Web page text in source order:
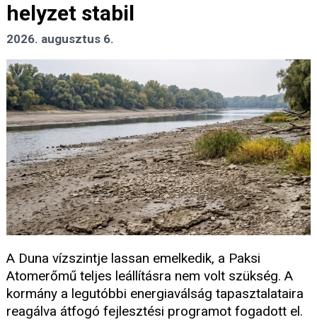
helyzet stabil
2026. augusztus 6.
A Duna vízszintje lassan emelkedik, a Paksi
Atomerőmű teljes leállításra nem volt szükség. A
kormány a legutóbbi energiaválság tapasztalataira
reagálva átfogó fejlesztési programot fogadott el.